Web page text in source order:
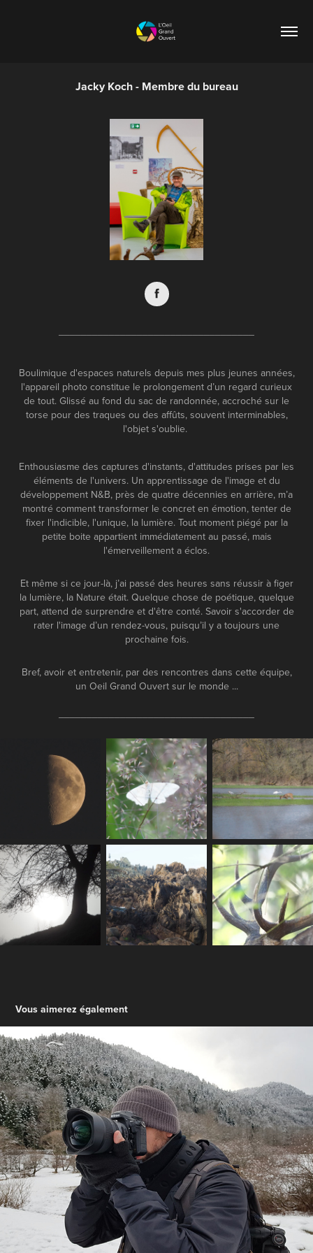
Jacky Koch - Membre du bureau
Boulimique d'espaces naturels depuis mes plus jeunes années,
l'appareil photo constitue le prolongement d’un regard curieux
de tout. Glissé au fond du sac de randonnée, accroché sur le
torse pour des traques ou des affûts, souvent interminables,
l'objet s'oublie.
Enthousiasme des captures d'instants, d'attitudes prises par les
éléments de l'univers. Un apprentissage de l'image et du
développement N&B, près de quatre décennies en arrière, m’a
montré comment transformer le concret en émotion, tenter de
fixer l'indicible, l'unique, la lumière. Tout moment piégé par la
petite boite appartient immédiatement au passé, mais
l'émerveillement a éclos.
Et même si ce jour-là, j’ai passé des heures sans réussir à figer
la lumière, la Nature était. Quelque chose de poétique, quelque
part, attend de surprendre et d'être conté. Savoir s'accorder de
rater l'image d’un rendez-vous, puisqu’il y a toujours une
prochaine fois.
Bref, avoir et entretenir, par des rencontres dans cette équipe,
un Oeil Grand Ouvert sur le monde ...
Vous aimerez également